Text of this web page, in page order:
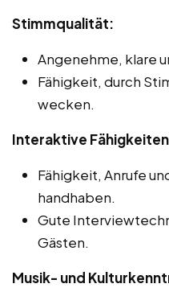
Stimmqualität:
Angenehme, klare
Fähigkeit, durch
wecken.
Interaktive
Fähigkeit, Anrufe
handhaben.
Gute
Gästen.
Musik- und